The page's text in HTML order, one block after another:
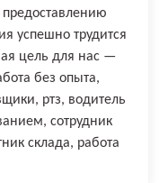
успешно трудится
цель для нас —
без опыта,
ртз, водитель
сотрудник
склада, работа